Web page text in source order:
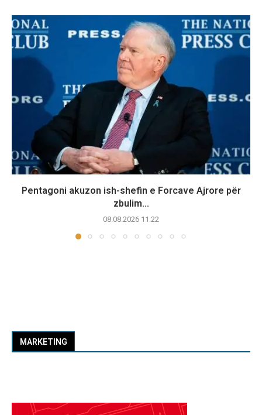
Pentagoni akuzon ish-shefin e Forcave Ajrore për
zbulim...
08.08.2026 11:22
MARKETING